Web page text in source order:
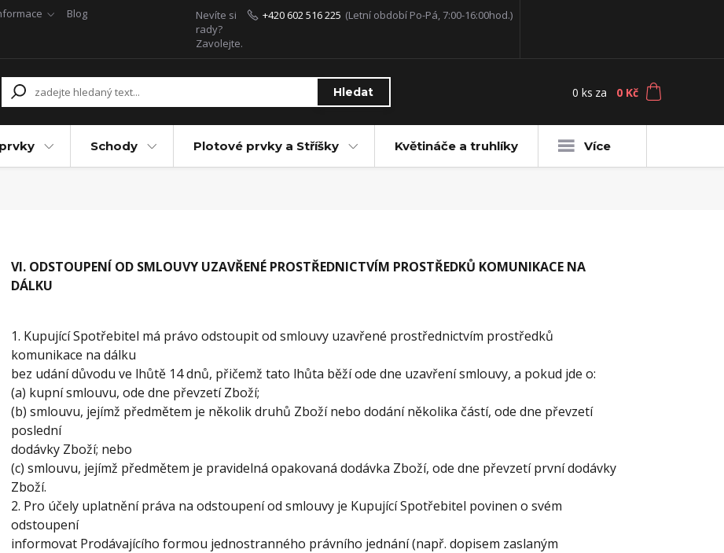
Blog
Hledat
Nevíte si
rady?
Zavolejte.
+420 602 516 225 (Letní období Po-Pá, 7:00-16:00hod.)
0 ks za 0 Kč
Schody Plotové prvky a Stříšky Květináče a truhlíky Více
VI. ODSTOUPENÍ OD SMLOUVY UZAVŘENÉ PROSTŘEDNICTVÍM PROSTŘEDKŮ KOMUNIKACE NA
DÁLKU
1. Kupující Spotřebitel má právo odstoupit od smlouvy uzavřené prostřednictvím prostředků
komunikace na dálku
bez udání důvodu ve lhůtě 14 dnů, přičemž tato lhůta běží ode dne uzavření smlouvy, a pokud jde o:
(a) kupní smlouvu, ode dne převzetí Zboží;
(b) smlouvu, jejímž předmětem je několik druhů Zboží nebo dodání několika částí, ode dne převzetí
poslední
dodávky Zboží; nebo
(c) smlouvu, jejímž předmětem je pravidelná opakovaná dodávka Zboží, ode dne převzetí první dodávky
Zboží.
2. Pro účely uplatnění práva na odstoupení od smlouvy je Kupující Spotřebitel povinen o svém
odstoupení
informovat Prodávajícího formou jednostranného právního jednání (např. dopisem zaslaným